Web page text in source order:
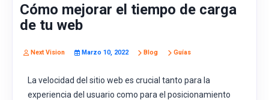
Cómo mejorar el tiempo de carga
de tu web
Next Vision Marzo 10, 2022 Blog Guías
La velocidad del sitio web es crucial tanto para la
experiencia del usuario como para el posicionamiento